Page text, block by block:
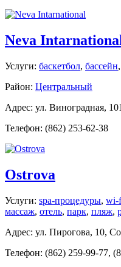
Neva Intarnational
Услуги: баскетбол, бассейн,
Район: Центральный
Адрес: ул. Виноградная,
Телефон: (862) 253-62-38
Ostrova
Услуги: spa-процедуры, wi-
массаж, отель, парк, пляж,
Адрес: ул. Пирогова, 10,
Телефон: (862) 259-99-77,